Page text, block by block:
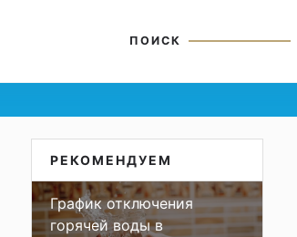
ПОИСК
РЕКОМЕНДУЕМ
График отключения
горячей воды в